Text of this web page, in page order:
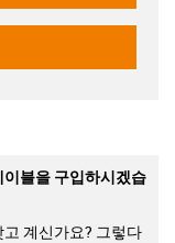
블을 구입하시겠습
계신가요? 그렇다